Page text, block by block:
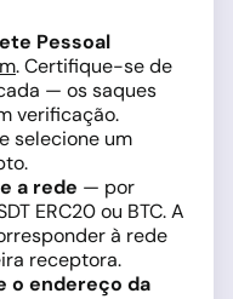
Pessoal
. Certifique-se de
— os saques
verificação.
e selecione um
a rede — por
ERC20 ou BTC. A
à rede
receptora.
o endereço da